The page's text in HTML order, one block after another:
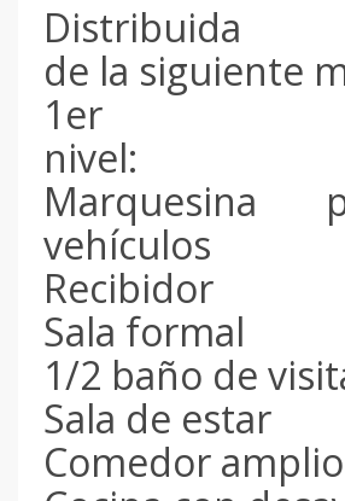
Distribuida
de la siguiente
1er
nivel:
Marquesina
vehículos
Recibidor
Sala formal
1/2 baño de
Sala de estar
Comedor amplio